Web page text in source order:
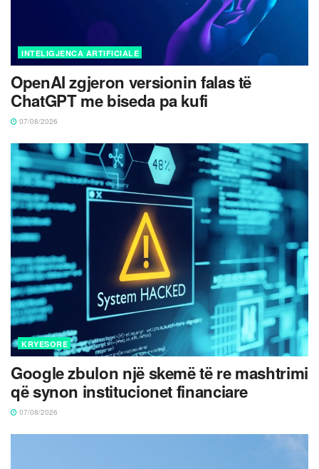
INTELIGJENCA ARTIFICIALE
OpenAI zgjeron versionin falas të
ChatGPT me biseda pa kufi
07/08/2026
KRYESORE
Google zbulon një skemë të re mashtrimi
që synon institucionet financiare
07/08/2026